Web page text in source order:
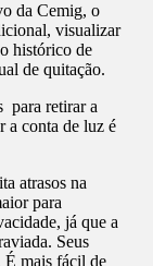
da Cemig, o
visualizar
histórico de
de quitação.
para retirar a
a conta de luz é
atrasos na
para
já que a
Seus
É mais fácil de